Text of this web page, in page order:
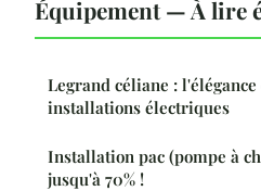
Équipement — À lire
Legrand céliane :
installations électriques
Installation pac (pompe à
jusqu'à 70% !